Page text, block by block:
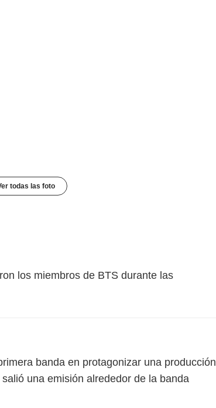
todas las foto
los miembros de BTS durante las
banda en protagonizar una producción
una emisión alrededor de la banda